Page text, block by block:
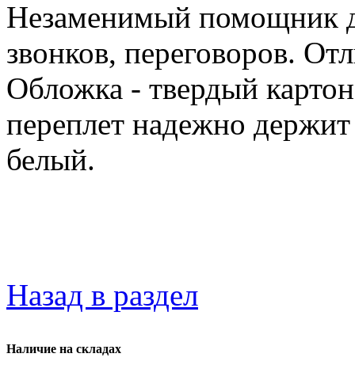
Незаменимый помощник
звонков, переговоров.
Обложка - твердый
переплет надежно
белый.
Назад в раздел
Наличие на складах